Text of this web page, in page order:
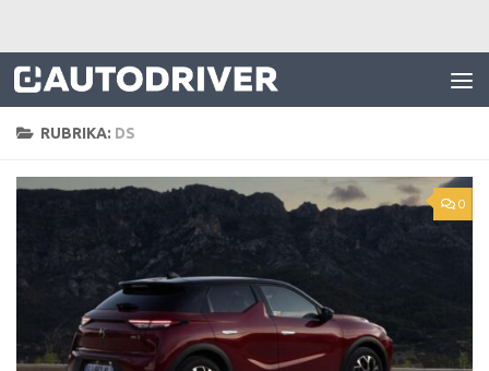
RUBRIKA: DS
0